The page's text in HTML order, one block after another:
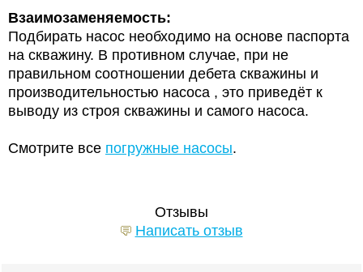
Взаимозаменяемость:
Подбирать насос необходимо на основе паспорта
на скважину. В противном случае, при не
правильном соотношении дебета скважины и
производительностью насоса , это приведёт к
выводу из строя скважины и самого насоса.
Смотрите все погружные насосы.
Отзывы
Написать отзыв